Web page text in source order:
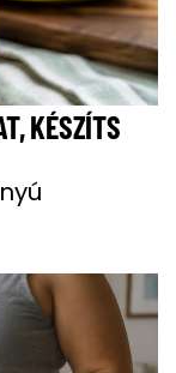
KÉSZÍTS